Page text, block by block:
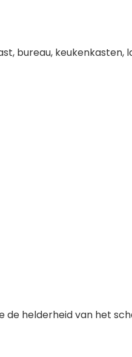
bureau, keukenkasten,
de helderheid van het